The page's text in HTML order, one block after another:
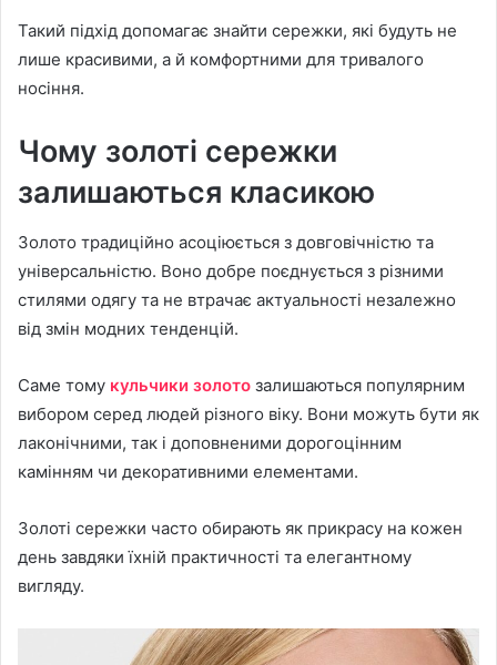
Такий підхід допомагає знайти сережки, які будуть не
лише красивими, а й комфортними для тривалого
носіння.
Чому золоті сережки
залишаються класикою
Золото традиційно асоціюється з довговічністю та
універсальністю. Воно добре поєднується з різними
стилями одягу та не втрачає актуальності незалежно
від змін модних тенденцій.
Саме тому кульчики золото залишаються популярним
вибором серед людей різного віку. Вони можуть бути як
лаконічними, так і доповненими дорогоцінним
камінням чи декоративними елементами.
Золоті сережки часто обирають як прикрасу на кожен
день завдяки їхній практичності та елегантному
вигляду.